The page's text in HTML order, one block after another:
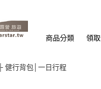
商品分類 領
├ 健行背包│一日行程